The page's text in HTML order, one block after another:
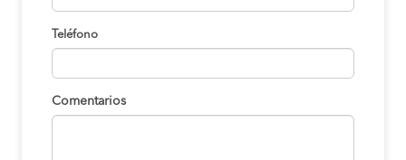
Teléfono
Comentarios